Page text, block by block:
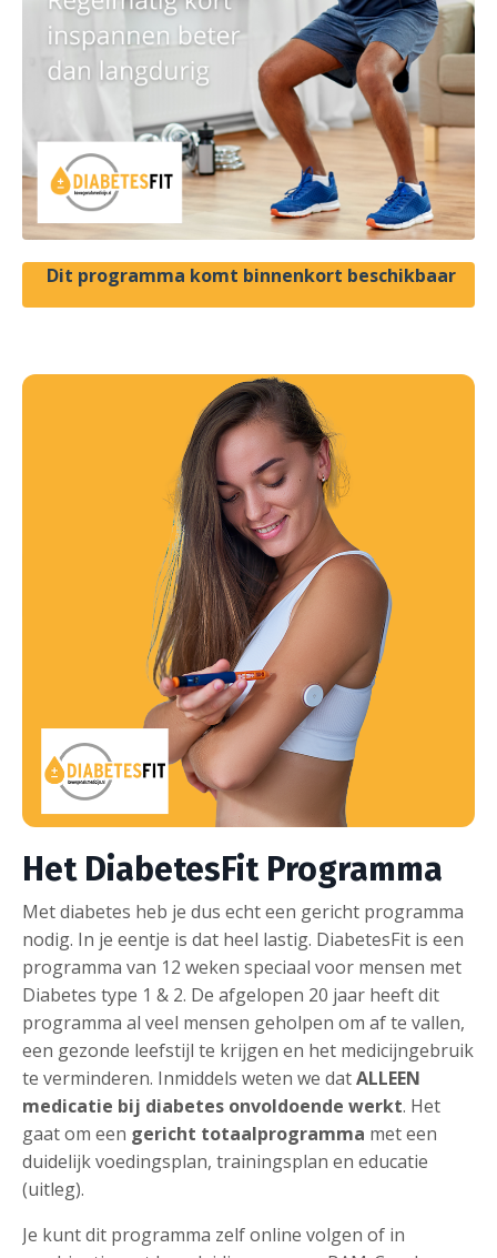
Dit programma komt binnenkort beschikbaar
Het DiabetesFit Programma
Met diabetes heb je dus echt een gericht programma
nodig. In je eentje is dat heel lastig. DiabetesFit is een
programma van 12 weken speciaal voor mensen met
Diabetes type 1 & 2. De afgelopen 20 jaar heeft dit
programma al veel mensen geholpen om af te vallen,
een gezonde leefstijl te krijgen en het medicijngebruik
te verminderen. Inmiddels weten we datALLEEN
medicatie bij diabetes onvoldoende werkt. Het
gaat om een gericht totaalprogramma met een
duidelijk voedingsplan, trainingsplan en educatie
(uitleg).
Je kunt dit programma zelf online volgen of in